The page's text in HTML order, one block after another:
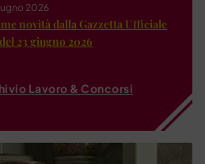
2026
novità dalla Gazzetta Ufficiale
23 giugno 2026
Lavoro & Concorsi